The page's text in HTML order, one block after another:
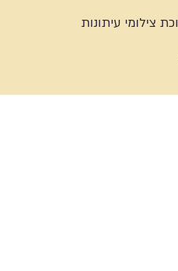
צילומי עיתונות